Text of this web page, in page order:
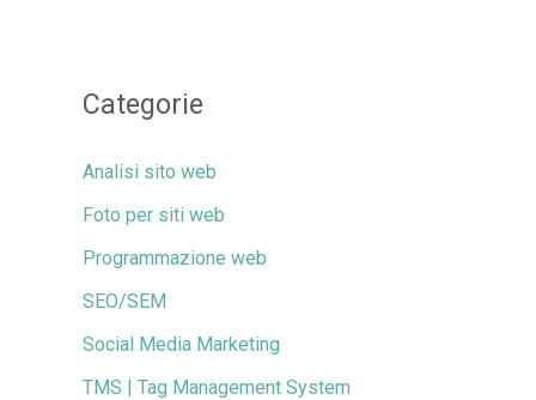
Categorie
Analisi sito web
Foto per siti web
Programmazione web
SEO/SEM
Social Media Marketing
TMS | Tag Management System